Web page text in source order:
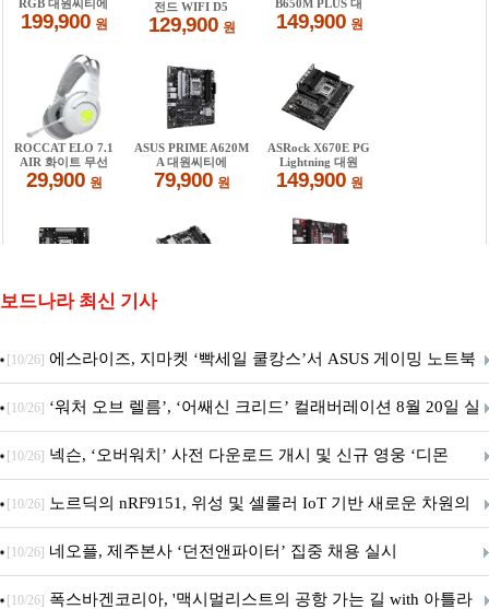
보드나라 최신 기사
[10/26] 에스라이즈, 지마켓 ‘빡세일 쿨캉스’서 ASUS 게이밍 노트북
특별 프로모션 진행
[10/26] ‘워처 오브 렐름’, ‘어쌔신 크리드’ 컬래버레이션 8월 20일 실
시
[10/26] 넥슨, ‘오버워치’ 사전 다운로드 개시 및 신규 영웅 ‘디몬
(D.Mon)’ 공개!
[10/26] 노르딕의 nRF9151, 위성 및 셀룰러 IoT 기반 새로운 차원의
커넥티드 기기 개발 지원
[10/26] 네오플, 제주본사 ‘던전앤파이터’ 집중 채용 실시
[10/26] 폭스바겐코리아, '맥시멀리스트의 공항 가는 길 with 아틀라